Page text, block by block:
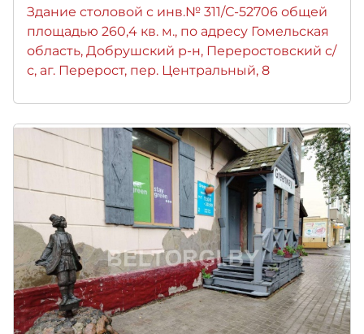
Здание столовой с инв.№ 311/С-52706 общей
площадью 260,4 кв. м., по адресу Гомельская
область, Добрушский р-н, Переростовский с/
с, аг. Перерост, пер. Центральный, 8